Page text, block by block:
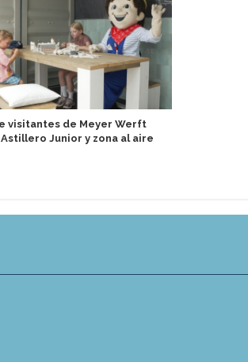
visitantes de Meyer Werft
Junior y zona al aire